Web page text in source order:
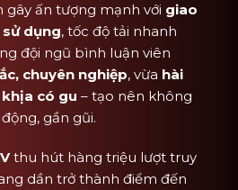
gây ấn tượng mạnh với giao
dụng, tốc độ tải nhanh
đội ngũ bình luận viên
chuyên nghiệp, vừa hài
có gu – tạo nên không
gần gũi.
thu hút hàng triệu lượt truy
dần trở thành điểm đến